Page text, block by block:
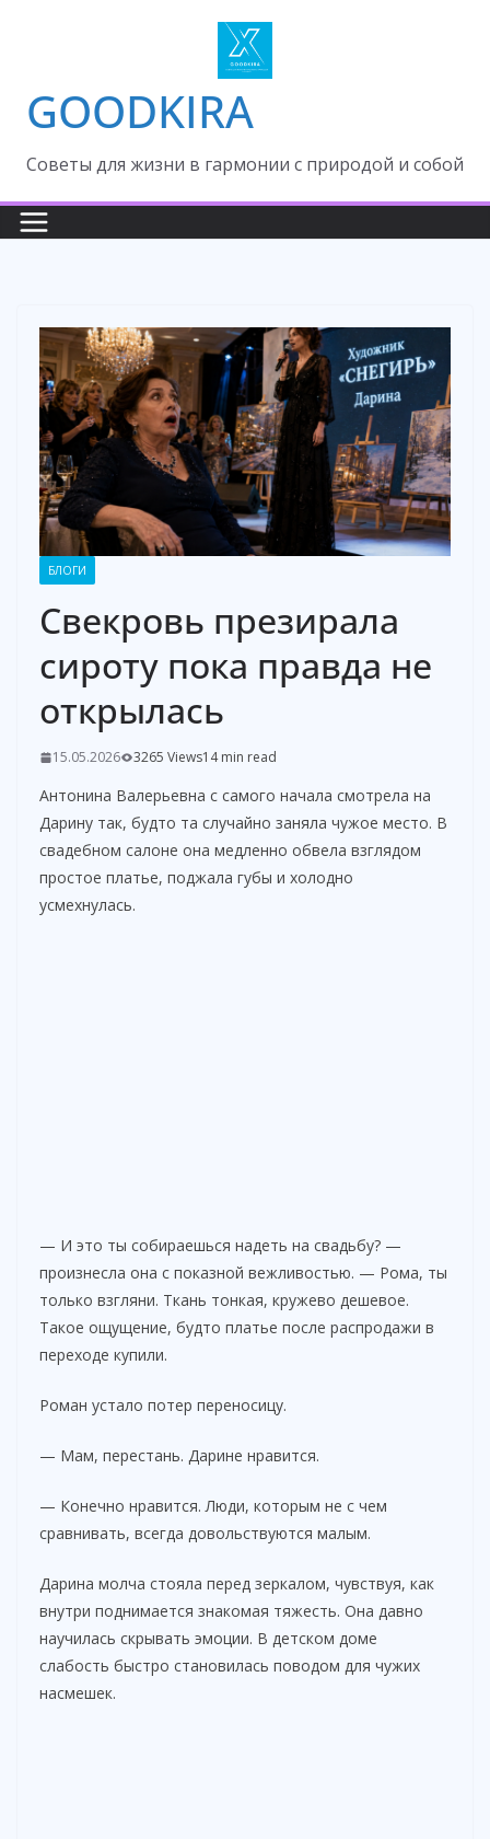
GOODKIRA
Cоветы для жизни в гармонии с природой и собой
БЛОГИ
Свекровь презирала
сироту пока правда не
открылась
15.05.2026 3265 Views14 min read
Антонина Валерьевна с самого начала смотрела на
Дарину так, будто та случайно заняла чужое место. В
свадебном салоне она медленно обвела взглядом
простое платье, поджала губы и холодно
усмехнулась.
— И это ты собираешься надеть на свадьбу? —
произнесла она с показной вежливостью. — Рома, ты
только взгляни. Ткань тонкая, кружево дешевое.
Такое ощущение, будто платье после распродажи в
переходе купили.
Роман устало потер переносицу.
— Мам, перестань. Дарине нравится.
— Конечно нравится. Люди, которым не с чем
сравнивать, всегда довольствуются малым.
Дарина молча стояла перед зеркалом, чувствуя, как
внутри поднимается знакомая тяжесть. Она давно
научилась скрывать эмоции. В детском доме
слабость быстро становилась поводом для чужих
насмешек.